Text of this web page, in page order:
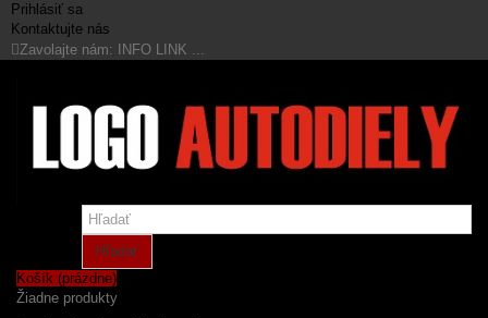
Prihlásiť sa
Kontaktujte nás
Zavolajte nám:
INFO LINK ...
Hľadať
Košík (prázdne)
Žiadne produkty